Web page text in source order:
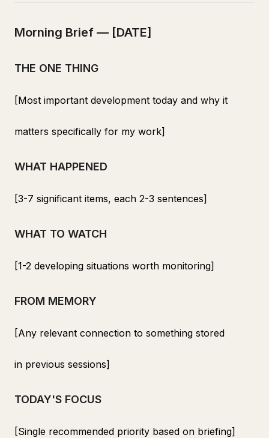
Morning Brief — [DATE]
THE ONE THING
[Most important development today and why it
matters specifically for my work]
WHAT HAPPENED
[3-7 significant items, each 2-3 sentences]
WHAT TO WATCH
[1-2 developing situations worth monitoring]
FROM MEMORY
[Any relevant connection to something stored
in previous sessions]
TODAY'S FOCUS
[Single recommended priority based on briefing]